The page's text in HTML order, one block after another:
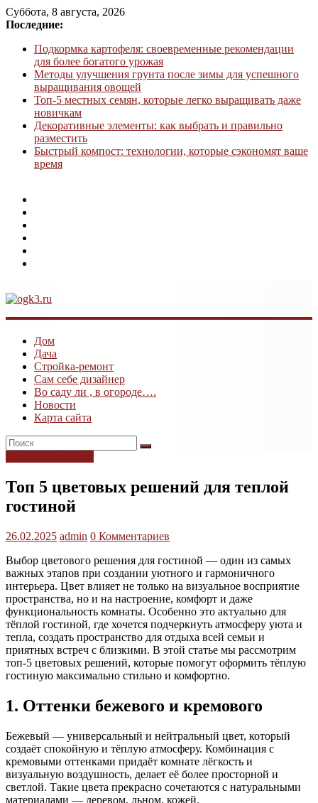
Суббота, 8 августа, 2026
Последние:
Подкормка картофеля: своевременные рекомендации
для более богатого урожая
Методы улучшения грунта после зимы для успешного
выращивания овощей
Топ-5 местных семян, которые легко выращивать даже
новичкам
Декоративные элементы: как выбрать и правильно
разместить
Быстрый компост: технологии, которые сэкономят ваше
время
Дом
дача
Дом
Дача
Стройка-ремонт
Сам себе дизайнер
Во саду ли , в огороде….
Новости
Карта сайта
Топ 5 цветовых решений для теплой
гостиной
26.02.2025 admin 0 Комментариев
Выбор цветового решения для гостиной — один из самых
важных этапов при создании уютного и гармоничного
интерьера. Цвет влияет не только на визуальное восприятие
пространства, но и на настроение, комфорт и даже
функциональность комнаты. Особенно это актуально для
тёплой гостиной, где хочется подчеркнуть атмосферу уюта и
тепла, создать пространство для отдыха всей семьи и
приятных встреч с близкими. В этой статье мы рассмотрим
топ-5 цветовых решений, которые помогут оформить тёплую
гостиную максимально стильно и комфортно.
1. Оттенки бежевого и кремового
Бежевый — универсальный и нейтральный цвет, который
создаёт спокойную и тёплую атмосферу. Комбинация с
кремовыми оттенками придаёт комнате лёгкость и
визуальную воздушность, делает её более просторной и
светлой. Такие цвета прекрасно сочетаются с натуральными
материалами — деревом, льном, кожей.